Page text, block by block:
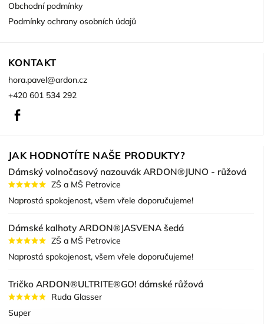
Obchodní podmínky
Podmínky ochrany osobních údajů
KONTAKT
hora.pavel@ardon.cz
+420 601 534 292
JAK HODNOTÍTE NAŠE PRODUKTY?
Dámský volnočasový nazouvák ARDON®JUNO - růžová
ZŠ a MŠ Petrovice
Naprostá spokojenost, všem vřele doporučujeme!
Dámské kalhoty ARDON®JASVENA šedá
ZŠ a MŠ Petrovice
Naprostá spokojenost, všem vřele doporučujeme!
Tričko ARDON®ULTRITE®GO! dámské růžová
Ruda Glasser
Super